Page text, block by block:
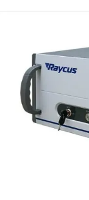
साइटमैप
गोपनीयता
नीति